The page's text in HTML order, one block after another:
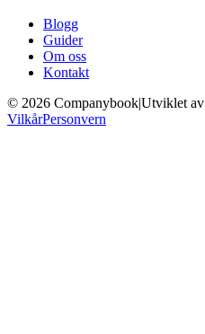
Blogg
Guider
Om oss
Kontakt
© 2026 Companybook|Utviklet av
VilkårPersonvern